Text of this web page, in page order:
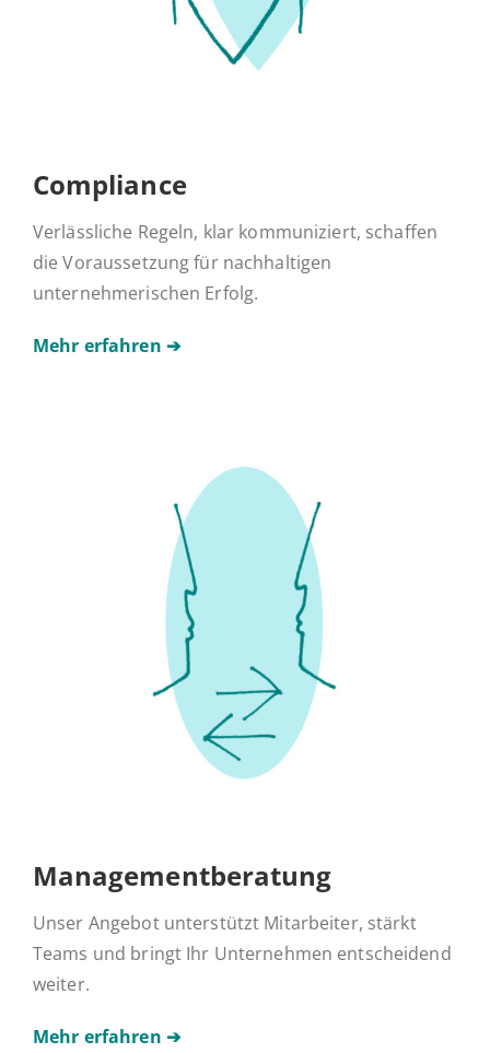
Com­pli­ance
Verlässliche Regeln, klar kommuniziert, schaffen
die Voraussetzung für nachhaltigen
unternehmerischen Erfolg.
Mehr erfahren ➔
Management­beratung
Unser Angebot unterstützt Mitarbeiter, stärkt
Teams und bringt Ihr Unternehmen entscheidend
weiter.
Mehr erfahren ➔